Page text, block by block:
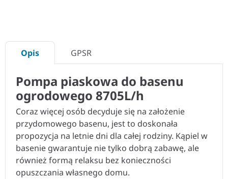
Opis GPSR
Pompa piaskowa do basenu
ogrodowego 8705L/h
Coraz więcej osób decyduje się na założenie
przydomowego basenu, jest to doskonała
propozycja na letnie dni dla całej rodziny. Kąpiel w
basenie gwarantuje nie tylko dobrą zabawę, ale
również formą relaksu bez konieczności
opuszczania własnego domu.